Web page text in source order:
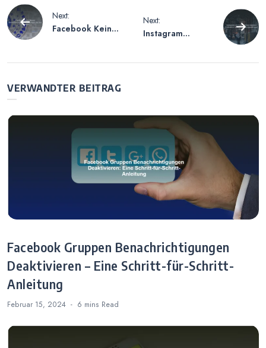
Beitragsnavigation
Next:
Facebook Keine
Next:
Instagram
VERWANDTER BEITRAG
Facebook Gruppen Benachrichtigungen
Deaktivieren – Eine Schritt-für-Schritt-
Anleitung
Februar 15, 2024 6 mins Read